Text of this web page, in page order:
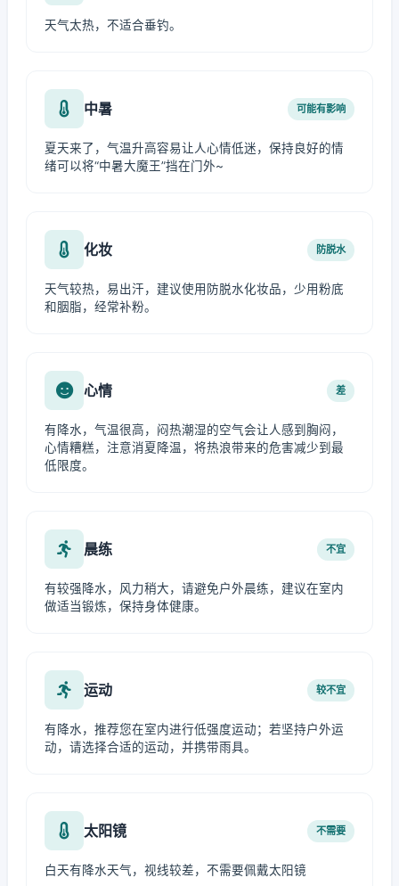
天气太热，不适合垂钓。
中暑 可能有影响
夏天来了，气温升高容易让人心情低迷，保持良好的情
绪可以将“中暑大魔王”挡在门外~
化妆 防脱水
天气较热，易出汗，建议使用防脱水化妆品，少用粉底
和胭脂，经常补粉。
心情 差
有降水，气温很高，闷热潮湿的空气会让人感到胸闷，
心情糟糕，注意消夏降温，将热浪带来的危害减少到最
低限度。
晨练 不宜
有较强降水，风力稍大，请避免户外晨练，建议在室内
做适当锻炼，保持身体健康。
运动 较不宜
有降水，推荐您在室内进行低强度运动；若坚持户外运
动，请选择合适的运动，并携带雨具。
太阳镜 不需要
白天有降水天气，视线较差，不需要佩戴太阳镜